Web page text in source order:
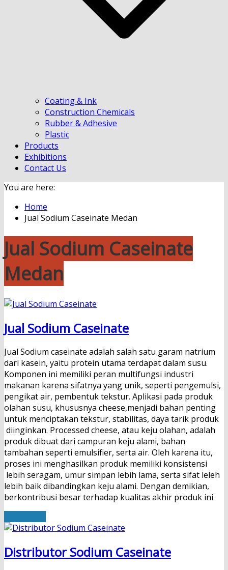
Coating & Ink
Construction Chemicals
Rubber & Adhesive
Plastic
Products
Exhibitions
Contact Us
You are here:
Home
Jual Sodium Caseinate Medan
Jual Sodium Caseinate
Medan
Jual Sodium Caseinate
Jual Sodium caseinate adalah salah satu garam natrium
dari kasein, yaitu protein utama terdapat dalam susu.
Komponen ini memiliki peran multifungsi industri
makanan karena sifatnya yang unik, seperti pengemulsi,
pengikat air, pembentuk tekstur. Aplikasi pada produk
olahan susu, khususnya cheese,menjadi bahan penting
untuk menciptakan tekstur, stabilitas, daya tarik produk
diinginkan. Processed cheese, atau keju olahan, adalah
produk dibuat dari campuran keju alami, bahan
tambahan seperti emulsifier, serta air. Oleh karena itu,
proses ini menghasilkan produk memiliki konsistensi
lebih seragam, umur simpan lebih lama, serta sifat leleh
lebih baik dibandingkan keju alami. Dengan demikian,
berkontribusi besar terhadap kualitas akhir produk ini
Distributor Sodium Caseinate